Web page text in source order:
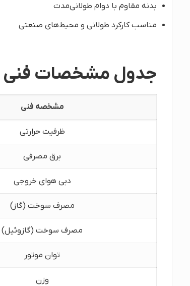
بدنه مقاوم با دوام طولانی‌مدت
مناسب کارکرد طولانی و محیط‌های صنعتی
جدول مشخصات فنی ECO250 سه‌فاز
مشخصه فنی
ظرفیت حرارتی
برق مصرفی
دبی هوای خروجی
مصرف سوخت (گاز)
مصرف سوخت (گازوئیل)
توان موتور
وزن